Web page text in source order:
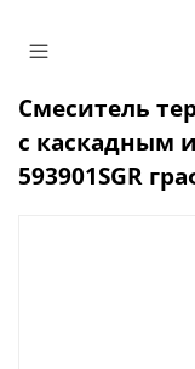
Смеситель
с каскадным
593901SGR